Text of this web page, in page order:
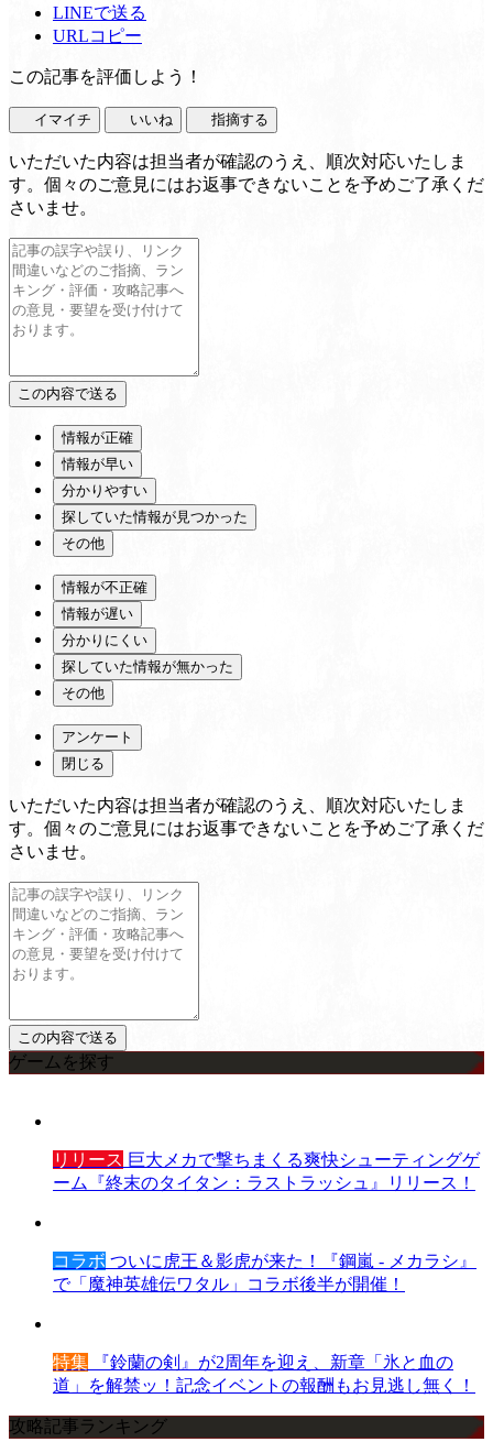
LINEで送る
URLコピー
この記事を評価しよう！
イマイチ いいね 指摘する
いただいた内容は担当者が確認のうえ、順次対応いたしま
す。個々のご意見にはお返事できないことを予めご了承くだ
さいませ。
情報が正確
情報が早い
分かりやすい
探していた情報が見つかった
その他
情報が不正確
情報が遅い
分かりにくい
探していた情報が無かった
その他
アンケート
閉じる
いただいた内容は担当者が確認のうえ、順次対応いたしま
す。個々のご意見にはお返事できないことを予めご了承くだ
さいませ。
ゲームを探す
リリース 巨大メカで撃ちまくる爽快シューティングゲ
ーム『終末のタイタン：ラストラッシュ』リリース！
コラボ ついに虎王＆影虎が来た！『鋼嵐 - メカラシ』
で「魔神英雄伝ワタル」コラボ後半が開催！
特集 『鈴蘭の剣』が2周年を迎え、新章「氷と血の
道」を解禁ッ！記念イベントの報酬もお見逃し無く！
攻略記事ランキング